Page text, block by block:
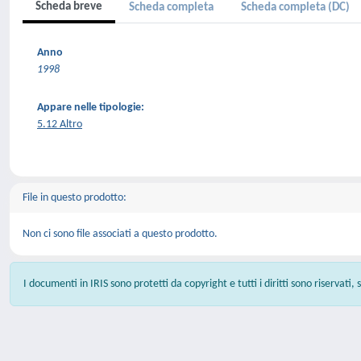
Scheda breve Scheda completa Scheda completa (DC)
Anno
1998
Appare nelle tipologie:
5.12 Altro
File in questo prodotto:
Non ci sono file associati a questo prodotto.
I documenti in IRIS sono protetti da copyright e tutti i diritti sono riservati,